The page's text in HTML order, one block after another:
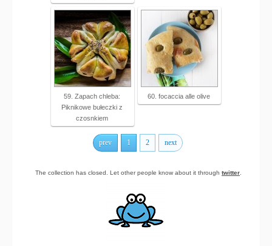
59. Zapach chleba:
Piknikowe bułeczki z
czosnkiem
60. focaccia alle olive
prev 1 2 next
The collection has closed. Let other people know about it through twitter